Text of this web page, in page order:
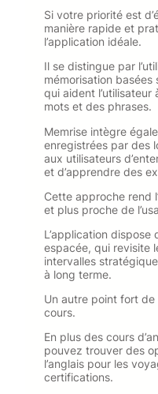
Si votre priorité est
manière rapide et
l’application idéale.
Il se distingue par
mémorisation basées
qui aident
mots et des phrases.
Memrise intègre
enregistrées par des
aux utilisateurs
et d’apprendre des
Cette approche rend
et plus proche de
L’application dispose
espacée, qui revisite
intervalles
à long terme.
Un autre point fort
cours.
En plus des cours
pouvez trouver des
l’anglais pour les
certifications.